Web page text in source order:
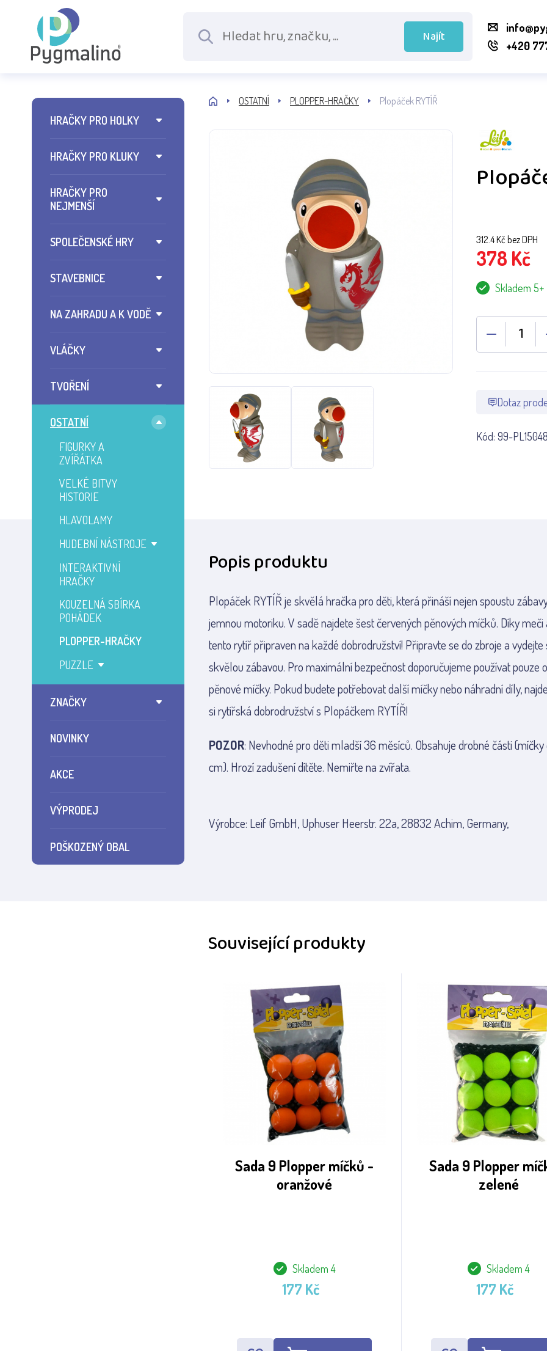
Najít
+420
HRAČKY PRO HOLKY
HRAČKY PRO KLUKY
HRAČKY PRO
NEJMENŠÍ
SPOLEČENSKÉ HRY
STAVEBNICE
NA ZAHRADU A K VODĚ
VLÁČKY
TVOŘENÍ
OSTATNÍ
FIGURKY A
ZVÍŘÁTKA
VELKÉ BITVY
HISTORIE
HLAVOLAMY
HUDEBNÍ NÁSTROJE
INTERAKTIVNÍ
HRAČKY
KOUZELNÁ SBÍRKA
POHÁDEK
PLOPPER-HRAČKY
PUZZLE
ZNAČKY
NOVINKY
AKCE
VÝPRODEJ
POŠKOZENÝ OBAL
OSTATNÍ PLOPPER-HRAČKY Plopáček RYTÍŘ
312.4Kč bez DPH
378 Kč
Skladem 5+
Dotaz
Kód: 99-PL15048
Popis produktu
Plopáček RYTÍŘ je skvělá hračka pro děti, která přináší nejen spoustu
jemnou motoriku. V sadě najdete šest červených pěnových míčků. Díky meči
tento rytíř připraven na každé dobrodružství! Připravte se do zbroje a vydejte
skvělou zábavou. Pro maximální bezpečnost doporučujeme používat pouze
pěnové míčky. Pokud budete potřebovat další míčky nebo náhradní díly,
si rytířská dobrodružství s Plopáčkem RYTÍŘ!
POZOR: Nevhodné pro děti mladší 36 měsíců. Obsahuje drobné části
cm). Hrozí zadušení dítěte. Nemiřte na zvířata.
Výrobce: Leif GmbH, Uphuser Heerstr. 22a, 28832 Achim, Germany,
Související produkty
Sada 9 Plopper míčků -
oranžové
Skladem 4
177 Kč
Sada 9 Plopper
zelené
Skladem 4
177 Kč